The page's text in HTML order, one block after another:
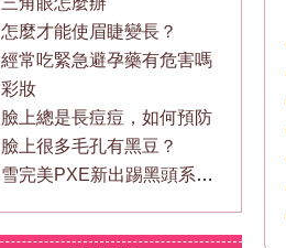
怎麼才能使眉睫變長？
經常吃緊急避孕藥有危害嗎
彩妝
臉上總是長痘痘，如何預防
臉上很多毛孔有黑豆？
雪完美PXE新出踢黑頭系列有多少個單品啊